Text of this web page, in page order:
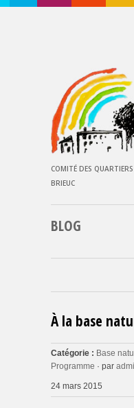
COMITÉ DES
BRIEUC
BLOG
À la base
Catégorie : Base
Programme · par
24 mars 2015